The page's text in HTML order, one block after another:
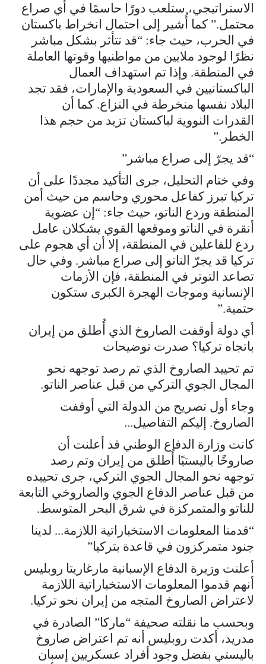
الاستراتيجي، ستلعب دورًا حاسمًا في أي صراع
محتمل.” كما أُشير إلى احتمال انخراط باكستان
في الحرب، حيث جاء: “قد تتأثر بشكل مباشر
نظرًا لوجود ملايين من مواطنيها وقوتها العاملة
في المنطقة. وإذا تم استهداف العمال
الباكستانيين في السعودية والإمارات، فقد تجد
البلاد نفسها منخرطة في النزاع. كما أن
القدرات النووية لباكستان تزيد من حجم هذا
الخطر.”
“قد يجرّ إلى صراع مباشر”
وفي ختام التحليل، جرى التأكيد مجددًا على أن
تركيا تبرز كفاعل محوري وحاسم من حيث أمن
المنطقة وردع الناتو، حيث جاء: “إن عضوية
أنقرة في الناتو وموقعها القوي يشكلان عامل
ردع للفاعلين في المنطقة، إلا أن أي هجوم على
تركيا قد يجرّ الناتو إلى صراع مباشر. وفي حال
تصاعد التوتر في المنطقة، فإن الأزمات
الإنسانية وموجات الهجرة الكبرى ستكون
حتمية.”
أي دولة أوقفت الصاروخ الذي أُطلق من إيران
باتجاه تركيا؟ صدرت توضيحات
تم تحييد الصاروخ الذي تم رصد توجهه نحو
المجال الجوي التركي من قبل عناصر الناتو.
وجاء أول تصريح من الدولة التي أوقفت
الصاروخ. إليكم التفاصيل...
كانت وزارة الدفاع الوطني قد أعلنت أن
صاروخًا باليستيًا أُطلق من إيران وتم رصد
توجهه نحو المجال الجوي التركي، جرى تحييده
من قبل عناصر الدفاع الجوي والصاروخي التابعة
للناتو والمتمركزة في شرق البحر المتوسط.
“قدمنا المعلومات الاستخباراتية اللازمة... لدينا
جنود متمركزون في قاعدة بتركيا”
أعلنت وزيرة الدفاع الإسبانية مارغاريتا روبليس
أنهم قدموا المعلومات الاستخباراتية اللازمة
لاعتراض الصاروخ المتجه من إيران نحو تركيا.
وبحسب ما نقلته صحيفة “ماركا” الصادرة في
مدريد، أكدت روبليس أنه تم اعتراض صاروخ
باليستي بفضل وجود أفراد عسكريين إسبان